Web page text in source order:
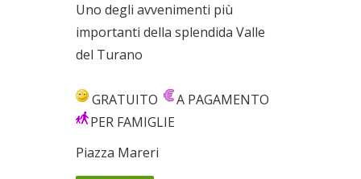
Uno degli avvenimenti più
importanti della splendida Valle
del Turano
GRATUITO
A PAGAMENTO
PER FAMIGLIE
Piazza Mareri